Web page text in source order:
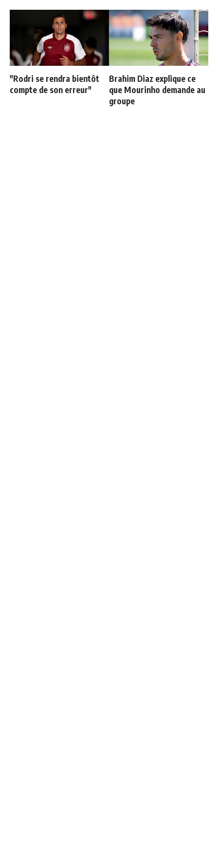
"Rodri se rendra bientôt
compte de son erreur"
Brahim Diaz explique ce
que Mourinho demande au
groupe